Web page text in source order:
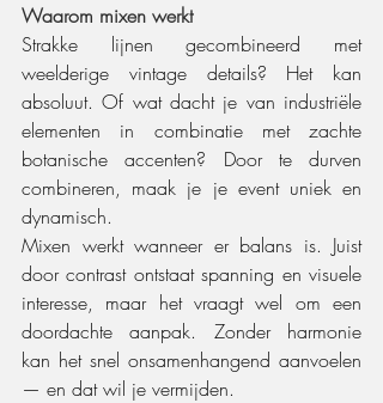
Waarom mixen werkt
Strakke lijnen gecombineerd met
weelderige vintage details? Het kan
absoluut. Of wat dacht je van industriële
elementen in combinatie met zachte
botanische accenten? Door te durven
combineren, maak je je event uniek en
dynamisch.
Mixen werkt wanneer er balans is. Juist
door contrast ontstaat spanning en visuele
interesse, maar het vraagt wel om een
doordachte aanpak. Zonder harmonie
kan het snel onsamenhangend aanvoelen
— en dat wil je vermijden.